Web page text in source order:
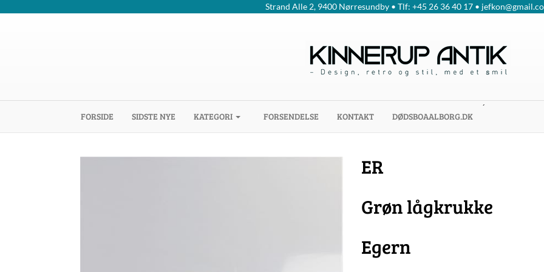
Strand Alle 2, 9400 Nørresundby • Tlf: +45 26 36 40 17 •
FORSIDE (CURRENT)
SIDSTE NYE KATEGORI FORSENDELSE KONTAKT DØDSBOAALBORG.DK
´
ER
Grøn lågkrukke
Egern